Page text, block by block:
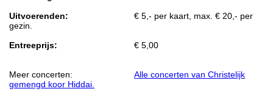
Uitvoerenden:
€ 5,- per kaart, max. € 20,- per
gezin.
Entreeprijs:
€ 5,00
Meer concerten:
Alle concerten van Christelijk
gemengd koor Hiddai.